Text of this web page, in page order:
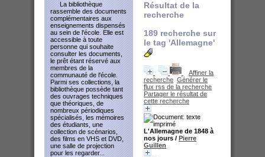
Résultat de la
recherche
189 recherche sur
le tag 'Allemagne'
Affiner la
recherche Générer le
flux rss de la recherche
Partager le résultat de
cette recherche
L'Allemagne de 1848 à
nos jours / Pierre
Guillen
La bibliothèque
rassemble des documents
complémentaires aux
enseignements dispensés
au sein de l'école. Elle est
accessible à toute
personne qui souhaite
consulter les documents,
le prêt étant réservé aux
membres de la
communauté de l'école.
Parmi ses collections, la
bibliothèque possède tant
des ouvrages techniques
que théoriques, de
nombreux périodiques
spécialisés, les mémoires
des étudiants, une
collection de scénarios,
des films en VHS et DVD,
une salle de projection
pour les regarder...